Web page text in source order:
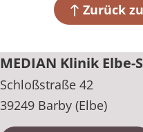
+49 39298 61-0
Zurück
MEDIAN Klinik Elbe-
Schloßstraße 42
39249 Barby (Elbe)